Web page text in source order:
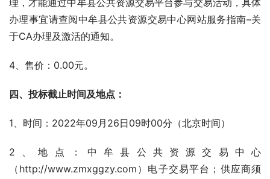
理，才能通过中牟县公共资源交易平台参与交易活动，具体
办理事宜请查阅中牟县公共资源交易中心网站服务指南–关
于CA办理及激活的通知。
4、售价：0.00元。
四、投标截止时间及地点：
1、时间：2022年09月26日09时00分（北京时间）
2、地点：中牟县公共资源交易中心
（http://www.zmxggzy.com）电子交易平台；供应商须